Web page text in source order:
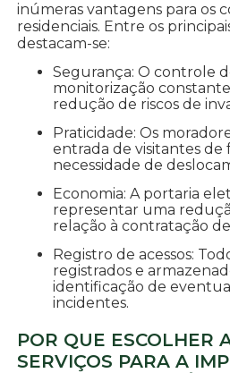
inúmeras vantagens para os
residenciais. Entre os
destacam-se:
Segurança: O controle de acesso rigoroso e a
monitorização
redução de riscos de
Praticidade: Os moradores podem liberar a
entrada de visitantes de
necessidade de
Economia: A portaria eletrônica pode
representar uma
relação à contratação
Registro de acessos: Todos os acessos são
registrados e
identificação de
incidentes.
POR QUE ESCOLHER
SERVIÇOS PARA A